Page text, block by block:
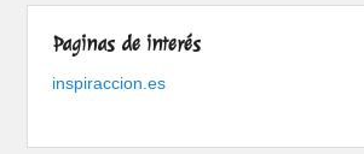
Paginas de interés
inspiraccion.es